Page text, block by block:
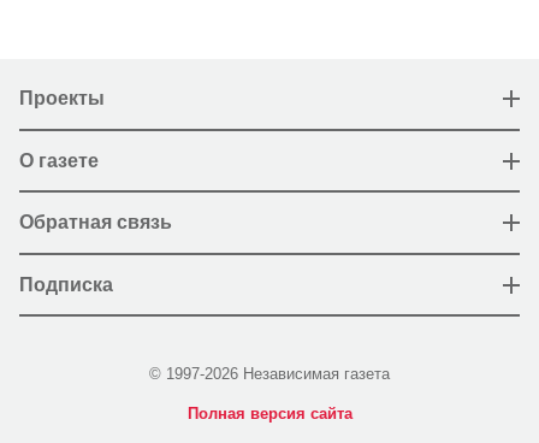
Проекты
О газете
Обратная связь
Подписка
© 1997-2026 Независимая газета
Полная версия сайта